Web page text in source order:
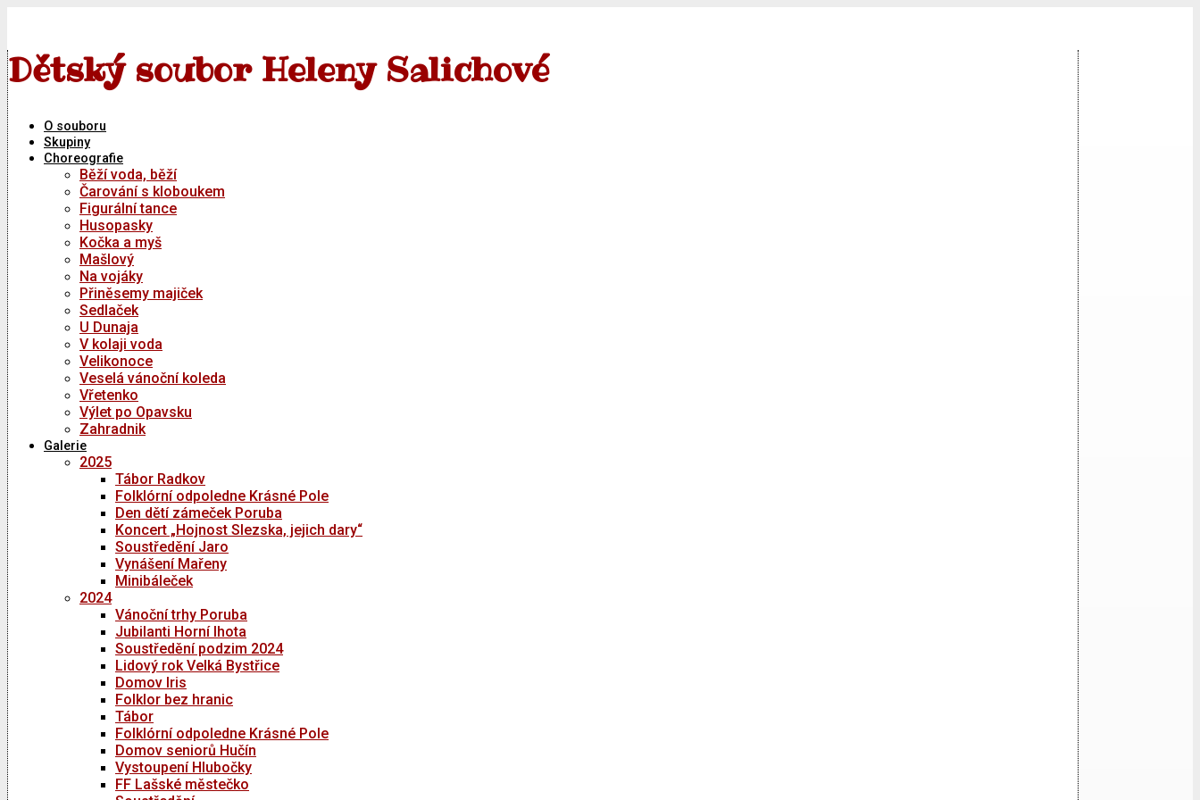
Dětský soubor Heleny Salichové
O souboru
Skupiny
Choreografie
Běží voda, běží
Čarování s kloboukem
Figurální tance
Husopasky
Kočka a myš
Mašlový
Na vojáky
Přiněsemy majiček
Sedlaček
U Dunaja
V kolaji voda
Velikonoce
Veselá vánoční koleda
Vřetenko
Výlet po Opavsku
Zahradnik
Galerie
2025
Tábor Radkov
Folklórní odpoledne Krásné Pole
Den dětí zámeček Poruba
Koncert „Hojnost Slezska, jejich dary“
Soustředění Jaro
Vynášení Mařeny
Minibáleček
2024
Vánoční trhy Poruba
Jubilanti Horní lhota
Soustředění podzim 2024
Lidový rok Velká Bystřice
Domov Iris
Folklor bez hranic
Tábor
Folklórní odpoledne Krásné Pole
Domov seniorů Hučín
Vystoupení Hlubočky
FF Lašské městečko